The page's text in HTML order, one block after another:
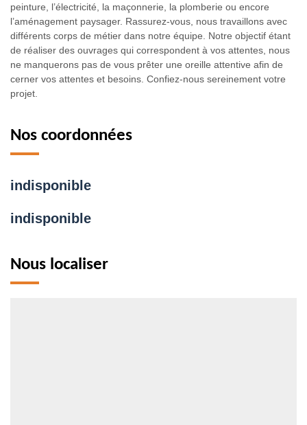
peinture, l’électricité, la maçonnerie, la plomberie ou encore
l’aménagement paysager. Rassurez-vous, nous travaillons avec
différents corps de métier dans notre équipe. Notre objectif étant
de réaliser des ouvrages qui correspondent à vos attentes, nous
ne manquerons pas de vous prêter une oreille attentive afin de
cerner vos attentes et besoins. Confiez-nous sereinement votre
projet.
Nos coordonnées
indisponible
indisponible
Nous localiser